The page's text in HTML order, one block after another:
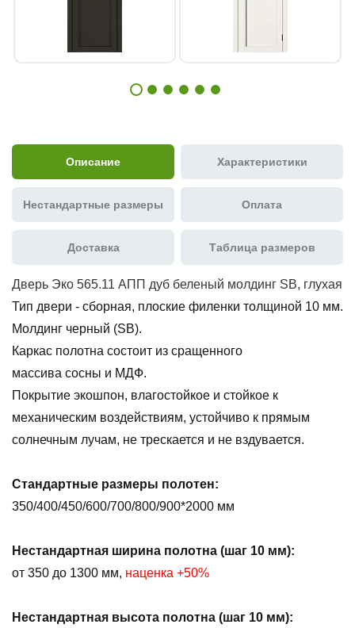
Описание Характеристики
Нестандартные размеры Оплата
Доставка Таблица размеров
Дверь Эко 565.11 АПП дуб беленый молдинг SB, глухая
Тип двери - сборная, плоские филенки толщиной 10 мм.
Молдинг черный (SB).
Каркас полотна состоит из сращенного
массива сосны и МДФ.
Покрытие экошпон, влагостойкое и стойкое к
механическим воздействиям, устойчиво к прямым
солнечным лучам, не трескается и не вздувается.
Стандартные размеры полотен:
350/400/450/600/700/800/900*2000 мм
Нестандартная ширина полотна (шаг 10 мм):
от 350 до 1300 мм, наценка +50%
Нестандартная высота полотна (шаг 10 мм):